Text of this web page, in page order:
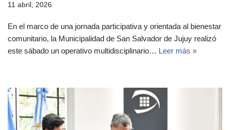
11 abril, 2026
En el marco de una jornada participativa y orientada al bienestar
comunitario, la Municipalidad de San Salvador de Jujuy realizó
este sábado un operativo multidisciplinario… Leer más »